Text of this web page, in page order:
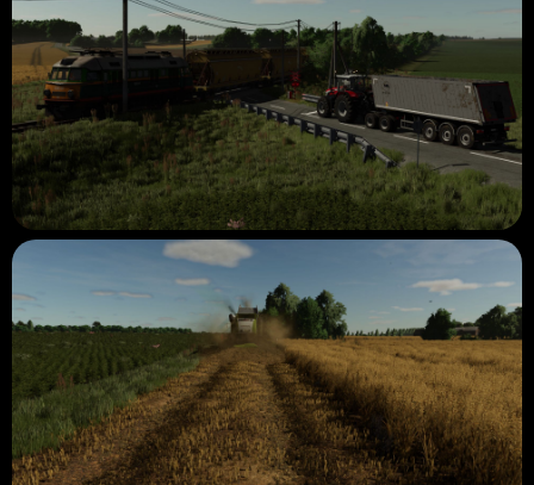
Vejo vocês nos campos!!